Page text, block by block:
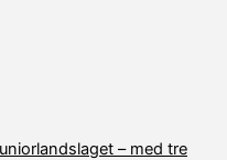
– med tre